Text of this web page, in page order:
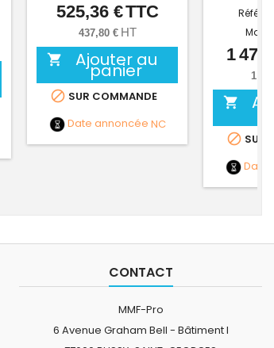
Prix
525,36 €TTC
437,80 € HT
 Ajouter au
panier
 SUR COMMANDE
Date annoncée NC
1
1

 SUR
Date
CONTACT
MMF-Pro
6 Avenue Graham Bell - Bâtiment I